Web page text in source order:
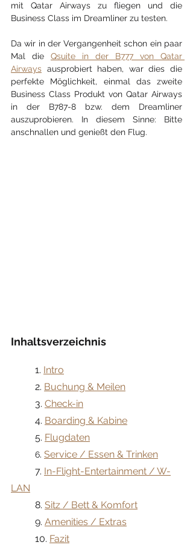
mit Qatar Airways zu fliegen und die
Business Class im Dreamliner zu testen.
Da wir in der Vergangenheit schon ein paar
Mal die Qsuite in der B777 von Qatar
Airways ausprobiert haben, war dies die
perfekte Möglichkeit, einmal das zweite
Business Class Produkt von Qatar Airways
in der B787-8 bzw. dem Dreamliner
auszuprobieren. In diesem Sinne: Bitte
anschnallen und genießt den Flug.
Inhaltsverzeichnis
	1.
Intro
	2.
Buchung & Meilen
3. Check-in
	4.
Boarding & Kabine
	5.
Flugdaten
	6
. Service / Essen & Trinken
7. In-Flight-Entertainment / W-
LAN
	8.
Sitz / Bett & Komfort
	9.
Amenities / Extras
	10.
Fazit